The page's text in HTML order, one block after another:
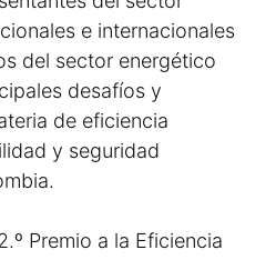
e internacionales
del sector energético
desafíos y
de eficiencia
y seguridad
Premio a la Eficiencia